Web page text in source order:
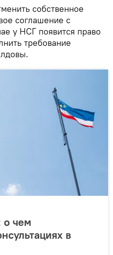
собственное
соглашение с
у НСГ появится право
требование
о чем
в